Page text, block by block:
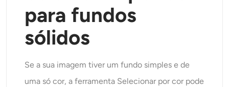
para fundos
sólidos
Se a sua imagem tiver um fundo simples e de
uma só cor, a ferramenta Selecionar por cor pode